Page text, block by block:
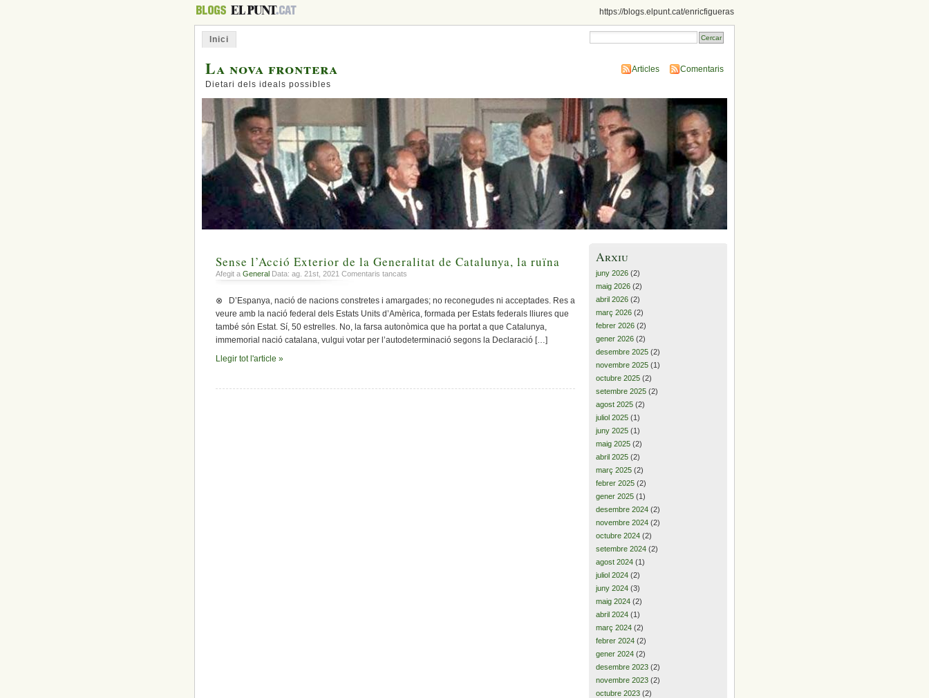
https://blogs.elpunt.cat/enricfigueras
Inici
La nova frontera
Dietari dels ideals possibles
Articles Comentaris
Sense l’Acció Exterior de la Generalitat de Catalunya, la ruïna
Afegit a General Data: ag. 21st, 2021 Comentaris tancats
l’Acció
la
Generalitat
ruïna
⊗ D’Espanya, nació de nacions constretes i amargades; no reconegudes ni acceptades. Res a
veure amb la nació federal dels Estats Units d’Amèrica, formada per Estats federals lliures que
també són Estat. Sí, 50 estrelles. No, la farsa autonòmica que ha portat a que Catalunya,
immemorial nació catalana, vulgui votar per l’autodeterminació segons la Declaració […]
Llegir tot l'article »
Arxiu
juny 2026 (2)
maig 2026 (2)
abril 2026 (2)
març 2026 (2)
febrer 2026 (2)
gener 2026 (2)
desembre 2025 (2)
novembre 2025 (1)
octubre 2025 (2)
setembre 2025 (2)
agost 2025 (2)
juliol 2025 (1)
juny 2025 (1)
maig 2025 (2)
abril 2025 (2)
març 2025 (2)
febrer 2025 (2)
gener 2025 (1)
desembre 2024 (2)
novembre 2024 (2)
octubre 2024 (2)
setembre 2024 (2)
agost 2024 (1)
juliol 2024 (2)
juny 2024 (3)
maig 2024 (2)
abril 2024 (1)
març 2024 (2)
febrer 2024 (2)
gener 2024 (2)
desembre 2023 (2)
novembre 2023 (2)
octubre 2023 (2)